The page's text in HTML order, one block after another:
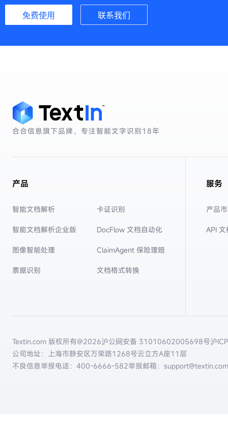
免费使用 联系我们
合合信息旗下品牌，专注智能文字识别18年
产品
智能文档解析
智能文档解析企业版
图像智能处理
票据识别
卡证识别
DocFlow 文档自动化
ClaimAgent 保险理赔
文档格式转换
服务
产品
API
Textin.com 版权所有@2026沪公网安备 31010602005698号沪
公司地址：上海市静安区万荣路1268号云立方A座11层
不良信息举报电话： 400-6666-582举报邮箱：support@textin.com